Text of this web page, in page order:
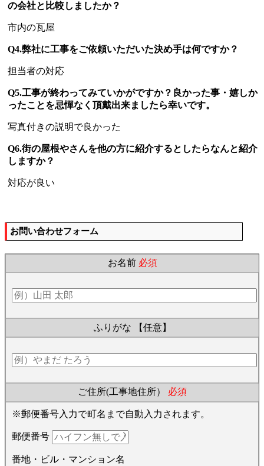
の会社と比較しましたか？
市内の瓦屋
Q4.弊社に工事をご依頼いただいた決め手は何ですか？
担当者の対応
Q5.工事が終わってみていかがですか？良かった事・嬉しか
ったことを忌憚なく頂戴出来ましたら幸いです。
写真付きの説明で良かった
Q6.街の屋根やさんを他の方に紹介するとしたらなんと紹介
しますか？
対応が良い
お問い合わせフォーム
お名前 必須
ふりがな 【任意】
ご住所(工事地住所） 必須
※郵便番号入力で町名まで自動入力されます。
郵便番号
番地・ビル・マンション名